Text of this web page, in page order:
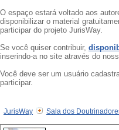
O espaço estará voltado aos
disponibilizar o material
participar do projeto JurisWay.
Se você quiser contribuir,
inserindo-a no site através do
Você deve ser um usuário
participar.
JurisWay Sala dos